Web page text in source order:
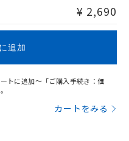
¥ 2,690
追加
トに追加～「ご購入手続き：価
カートをみる